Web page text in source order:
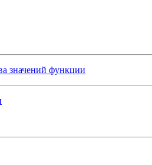
значений функции